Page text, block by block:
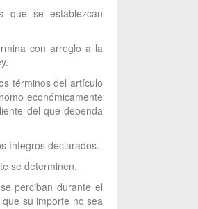
que se establezcan
con arreglo a la
términos del artículo
económicamente
del que dependa
íntegros declarados.
se determinen.
perciban durante el
su importe no sea